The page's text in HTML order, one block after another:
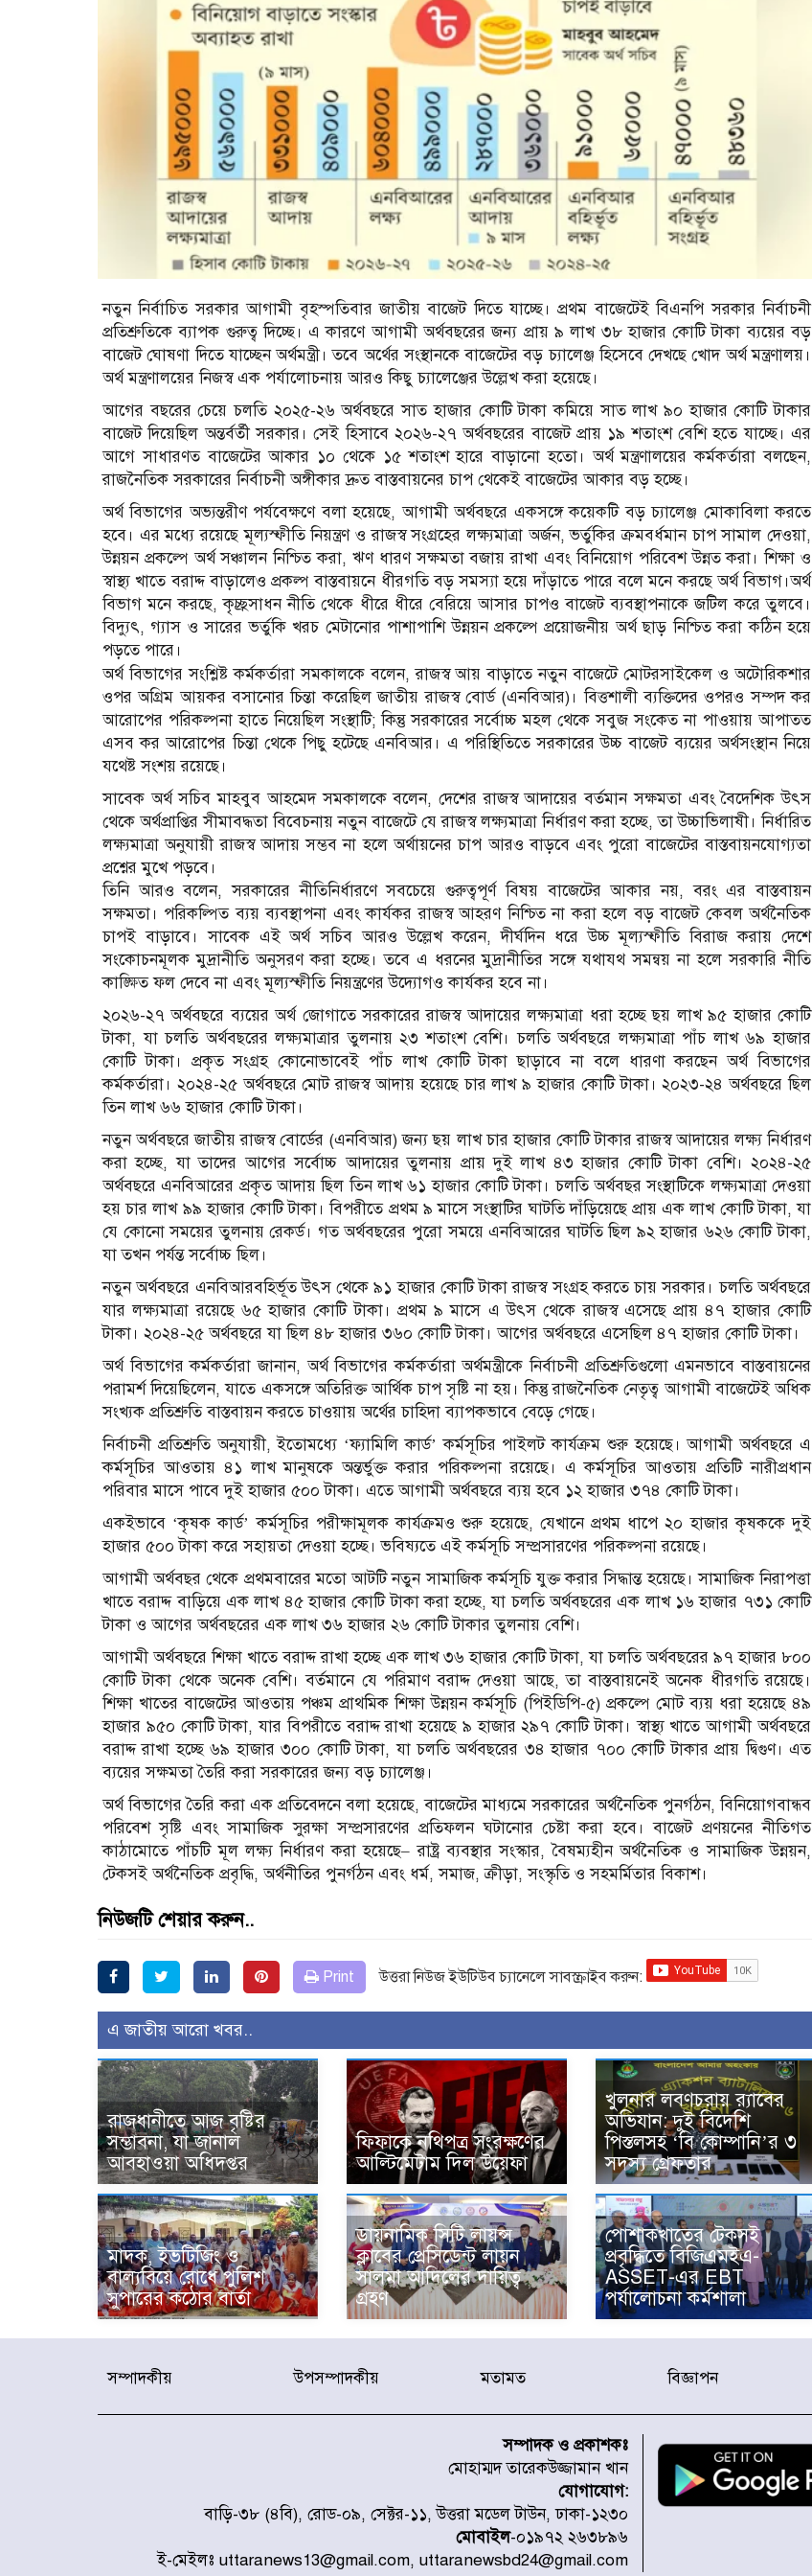
নতুন নির্বাচিত সরকার আগামী বৃহস্পতিবার জাতীয় বাজেট দিতে যাচ্ছে। প্রথম বাজেটেই বিএনপি সরকার নির্বাচনী
প্রতিশ্রুতিকে ব্যাপক গুরুত্ব দিচ্ছে। এ কারণে আগামী অর্থবছরের জন্য প্রায় ৯ লাখ ৩৮ হাজার কোটি টাকা ব্যয়ের বড়
বাজেট ঘোষণা দিতে যাচ্ছেন অর্থমন্ত্রী। তবে অর্থের সংস্থানকে বাজেটের বড় চ্যালেঞ্জ হিসেবে দেখছে খোদ অর্থ মন্ত্রণালয়।
অর্থ মন্ত্রণালয়ের নিজস্ব এক পর্যালোচনায় আরও কিছু চ্যালেঞ্জের উল্লেখ করা হয়েছে।
আগের বছরের চেয়ে চলতি ২০২৫-২৬ অর্থবছরে সাত হাজার কোটি টাকা কমিয়ে সাত লাখ ৯০ হাজার কোটি টাকার
বাজেট দিয়েছিল অন্তর্বর্তী সরকার। সেই হিসাবে ২০২৬-২৭ অর্থবছরের বাজেট প্রায় ১৯ শতাংশ বেশি হতে যাচ্ছে। এর
আগে সাধারণত বাজেটের আকার ১০ থেকে ১৫ শতাংশ হারে বাড়ানো হতো। অর্থ মন্ত্রণালয়ের কর্মকর্তারা বলছেন,
রাজনৈতিক সরকারের নির্বাচনী অঙ্গীকার দ্রুত বাস্তবায়নের চাপ থেকেই বাজেটের আকার বড় হচ্ছে।
অর্থ বিভাগের অভ্যন্তরীণ পর্যবেক্ষণে বলা হয়েছে, আগামী অর্থবছরে একসঙ্গে কয়েকটি বড় চ্যালেঞ্জ মোকাবিলা করতে
হবে। এর মধ্যে রয়েছে মূল্যস্ফীতি নিয়ন্ত্রণ ও রাজস্ব সংগ্রহের লক্ষ্যমাত্রা অর্জন, ভর্তুকির ক্রমবর্ধমান চাপ সামাল দেওয়া,
উন্নয়ন প্রকল্পে অর্থ সঞ্চালন নিশ্চিত করা, ঋণ ধারণ সক্ষমতা বজায় রাখা এবং বিনিয়োগ পরিবেশ উন্নত করা। শিক্ষা ও
স্বাস্থ্য খাতে বরাদ্দ বাড়ালেও প্রকল্প বাস্তবায়নে ধীরগতি বড় সমস্যা হয়ে দাঁড়াতে পারে বলে মনে করছে অর্থ বিভাগ।অর্থ
বিভাগ মনে করছে, কৃচ্ছ্রসাধন নীতি থেকে ধীরে ধীরে বেরিয়ে আসার চাপও বাজেট ব্যবস্থাপনাকে জটিল করে তুলবে।
বিদ্যুৎ, গ্যাস ও সারের ভর্তুকি খরচ মেটানোর পাশাপাশি উন্নয়ন প্রকল্পে প্রয়োজনীয় অর্থ ছাড় নিশ্চিত করা কঠিন হয়ে
পড়তে পারে।
অর্থ বিভাগের সংশ্লিষ্ট কর্মকর্তারা সমকালকে বলেন, রাজস্ব আয় বাড়াতে নতুন বাজেটে মোটরসাইকেল ও অটোরিকশার
ওপর অগ্রিম আয়কর বসানোর চিন্তা করেছিল জাতীয় রাজস্ব বোর্ড (এনবিআর)। বিত্তশালী ব্যক্তিদের ওপরও সম্পদ কর
আরোপের পরিকল্পনা হাতে নিয়েছিল সংস্থাটি; কিন্তু সরকারের সর্বোচ্চ মহল থেকে সবুজ সংকেত না পাওয়ায় আপাতত
এসব কর আরোপের চিন্তা থেকে পিছু হটেছে এনবিআর। এ পরিস্থিতিতে সরকারের উচ্চ বাজেট ব্যয়ের অর্থসংস্থান নিয়ে
যথেষ্ট সংশয় রয়েছে।
সাবেক অর্থ সচিব মাহবুব আহমেদ সমকালকে বলেন, দেশের রাজস্ব আদায়ের বর্তমান সক্ষমতা এবং বৈদেশিক উৎস
থেকে অর্থপ্রাপ্তির সীমাবদ্ধতা বিবেচনায় নতুন বাজেটে যে রাজস্ব লক্ষ্যমাত্রা নির্ধারণ করা হচ্ছে, তা উচ্চাভিলাষী। নির্ধারিত
লক্ষ্যমাত্রা অনুযায়ী রাজস্ব আদায় সম্ভব না হলে অর্থায়নের চাপ আরও বাড়বে এবং পুরো বাজেটের বাস্তবায়নযোগ্যতা
প্রশ্নের মুখে পড়বে।
তিনি আরও বলেন, সরকারের নীতিনির্ধারণে সবচেয়ে গুরুত্বপূর্ণ বিষয় বাজেটের আকার নয়, বরং এর বাস্তবায়ন
সক্ষমতা। পরিকল্পিত ব্যয় ব্যবস্থাপনা এবং কার্যকর রাজস্ব আহরণ নিশ্চিত না করা হলে বড় বাজেট কেবল অর্থনৈতিক
চাপই বাড়াবে। সাবেক এই অর্থ সচিব আরও উল্লেখ করেন, দীর্ঘদিন ধরে উচ্চ মূল্যস্ফীতি বিরাজ করায় দেশে
সংকোচনমূলক মুদ্রানীতি অনুসরণ করা হচ্ছে। তবে এ ধরনের মুদ্রানীতির সঙ্গে যথাযথ সমন্বয় না হলে সরকারি নীতি
কাঙ্ক্ষিত ফল দেবে না এবং মূল্যস্ফীতি নিয়ন্ত্রণের উদ্যোগও কার্যকর হবে না।
২০২৬-২৭ অর্থবছরে ব্যয়ের অর্থ জোগাতে সরকারের রাজস্ব আদায়ের লক্ষ্যমাত্রা ধরা হচ্ছে ছয় লাখ ৯৫ হাজার কোটি
টাকা, যা চলতি অর্থবছরের লক্ষ্যমাত্রার তুলনায় ২৩ শতাংশ বেশি। চলতি অর্থবছরে লক্ষ্যমাত্রা পাঁচ লাখ ৬৯ হাজার
কোটি টাকা। প্রকৃত সংগ্রহ কোনোভাবেই পাঁচ লাখ কোটি টাকা ছাড়াবে না বলে ধারণা করছেন অর্থ বিভাগের
কর্মকর্তারা। ২০২৪-২৫ অর্থবছরে মোট রাজস্ব আদায় হয়েছে চার লাখ ৯ হাজার কোটি টাকা। ২০২৩-২৪ অর্থবছরে ছিল
তিন লাখ ৬৬ হাজার কোটি টাকা।
নতুন অর্থবছরে জাতীয় রাজস্ব বোর্ডের (এনবিআর) জন্য ছয় লাখ চার হাজার কোটি টাকার রাজস্ব আদায়ের লক্ষ্য নির্ধারণ
করা হচ্ছে, যা তাদের আগের সর্বোচ্চ আদায়ের তুলনায় প্রায় দুই লাখ ৪৩ হাজার কোটি টাকা বেশি। ২০২৪-২৫
অর্থবছরে এনবিআরের প্রকৃত আদায় ছিল তিন লাখ ৬১ হাজার কোটি টাকা। চলতি অর্থবছর সংস্থাটিকে লক্ষ্যমাত্রা দেওয়া
হয় চার লাখ ৯৯ হাজার কোটি টাকা। বিপরীতে প্রথম ৯ মাসে সংস্থাটির ঘাটতি দাঁড়িয়েছে প্রায় এক লাখ কোটি টাকা, যা
যে কোনো সময়ের তুলনায় রেকর্ড। গত অর্থবছরের পুরো সময়ে এনবিআরের ঘাটতি ছিল ৯২ হাজার ৬২৬ কোটি টাকা,
যা তখন পর্যন্ত সর্বোচ্চ ছিল।
নতুন অর্থবছরে এনবিআরবহির্ভূত উৎস থেকে ৯১ হাজার কোটি টাকা রাজস্ব সংগ্রহ করতে চায় সরকার। চলতি অর্থবছরে
যার লক্ষ্যমাত্রা রয়েছে ৬৫ হাজার কোটি টাকা। প্রথম ৯ মাসে এ উৎস থেকে রাজস্ব এসেছে প্রায় ৪৭ হাজার কোটি
টাকা। ২০২৪-২৫ অর্থবছরে যা ছিল ৪৮ হাজার ৩৬০ কোটি টাকা। আগের অর্থবছরে এসেছিল ৪৭ হাজার কোটি টাকা।
অর্থ বিভাগের কর্মকর্তারা জানান, অর্থ বিভাগের কর্মকর্তারা অর্থমন্ত্রীকে নির্বাচনী প্রতিশ্রুতিগুলো এমনভাবে বাস্তবায়নের
পরামর্শ দিয়েছিলেন, যাতে একসঙ্গে অতিরিক্ত আর্থিক চাপ সৃষ্টি না হয়। কিন্তু রাজনৈতিক নেতৃত্ব আগামী বাজেটেই অধিক
সংখ্যক প্রতিশ্রুতি বাস্তবায়ন করতে চাওয়ায় অর্থের চাহিদা ব্যাপকভাবে বেড়ে গেছে।
নির্বাচনী প্রতিশ্রুতি অনুযায়ী, ইতোমধ্যে ‘ফ্যামিলি কার্ড’ কর্মসূচির পাইলট কার্যক্রম শুরু হয়েছে। আগামী অর্থবছরে এ
কর্মসূচির আওতায় ৪১ লাখ মানুষকে অন্তর্ভুক্ত করার পরিকল্পনা রয়েছে। এ কর্মসূচির আওতায় প্রতিটি নারীপ্রধান
পরিবার মাসে পাবে দুই হাজার ৫০০ টাকা। এতে আগামী অর্থবছরে ব্যয় হবে ১২ হাজার ৩৭৪ কোটি টাকা।
একইভাবে ‘কৃষক কার্ড’ কর্মসূচির পরীক্ষামূলক কার্যক্রমও শুরু হয়েছে, যেখানে প্রথম ধাপে ২০ হাজার কৃষককে দুই
হাজার ৫০০ টাকা করে সহায়তা দেওয়া হচ্ছে। ভবিষ্যতে এই কর্মসূচি সম্প্রসারণের পরিকল্পনা রয়েছে।
আগামী অর্থবছর থেকে প্রথমবারের মতো আটটি নতুন সামাজিক কর্মসূচি যুক্ত করার সিদ্ধান্ত হয়েছে। সামাজিক নিরাপত্তা
খাতে বরাদ্দ বাড়িয়ে এক লাখ ৪৫ হাজার কোটি টাকা করা হচ্ছে, যা চলতি অর্থবছরের এক লাখ ১৬ হাজার ৭৩১ কোটি
টাকা ও আগের অর্থবছরের এক লাখ ৩৬ হাজার ২৬ কোটি টাকার তুলনায় বেশি।
আগামী অর্থবছরে শিক্ষা খাতে বরাদ্দ রাখা হচ্ছে এক লাখ ৩৬ হাজার কোটি টাকা, যা চলতি অর্থবছরের ৯৭ হাজার ৮০০
কোটি টাকা থেকে অনেক বেশি। বর্তমানে যে পরিমাণ বরাদ্দ দেওয়া আছে, তা বাস্তবায়নেই অনেক ধীরগতি রয়েছে।
শিক্ষা খাতের বাজেটের আওতায় পঞ্চম প্রাথমিক শিক্ষা উন্নয়ন কর্মসূচি (পিইডিপি-৫) প্রকল্পে মোট ব্যয় ধরা হয়েছে ৪৯
হাজার ৯৫০ কোটি টাকা, যার বিপরীতে বরাদ্দ রাখা হয়েছে ৯ হাজার ২৯৭ কোটি টাকা। স্বাস্থ্য খাতে আগামী অর্থবছরে
বরাদ্দ রাখা হচ্ছে ৬৯ হাজার ৩০০ কোটি টাকা, যা চলতি অর্থবছরের ৩৪ হাজার ৭০০ কোটি টাকার প্রায় দ্বিগুণ। এত
ব্যয়ের সক্ষমতা তৈরি করা সরকারের জন্য বড় চ্যালেঞ্জ।
অর্থ বিভাগের তৈরি করা এক প্রতিবেদনে বলা হয়েছে, বাজেটের মাধ্যমে সরকারের অর্থনৈতিক পুনর্গঠন, বিনিয়োগবান্ধব
পরিবেশ সৃষ্টি এবং সামাজিক সুরক্ষা সম্প্রসারণের প্রতিফলন ঘটানোর চেষ্টা করা হবে। বাজেট প্রণয়নের নীতিগত
কাঠামোতে পাঁচটি মূল লক্ষ্য নির্ধারণ করা হয়েছে– রাষ্ট্র ব্যবস্থার সংস্কার, বৈষম্যহীন অর্থনৈতিক ও সামাজিক উন্নয়ন,
টেকসই অর্থনৈতিক প্রবৃদ্ধি, অর্থনীতির পুনর্গঠন এবং ধর্ম, সমাজ, ক্রীড়া, সংস্কৃতি ও সহমর্মিতার বিকাশ।
নিউজটি শেয়ার করুন..
Print উত্তরা নিউজ ইউটিউব চ্যানেলে সাবস্ক্রাইব করুন:
এ জাতীয় আরো খবর..
রাজধানীতে আজ বৃষ্টির
সম্ভাবনা, যা জানাল
আবহাওয়া অধিদপ্তর
ফিফাকে নথিপত্র সংরক্ষণের
আল্টিমেটাম দিল উয়েফা
খুলনার লবণচরায় র‍্যাবের
অভিযান: দুই বিদেশি
পিস্তলসহ ‘বি কোম্পানি’র ৩
সদস্য গ্রেফতার
মাদক, ইভটিজিং ও
বাল্যবিয়ে রোধে পুলিশ
সুপারের কঠোর বার্তা
ডায়নামিক সিটি লায়ন্স
ক্লাবের প্রেসিডেন্ট লায়ন
সালমা আদিলের দায়িত্ব
গ্রহণ
পোশাকখাতের টেকসই
প্রবৃদ্ধিতে বিজিএমইএ-
ASSET-এর EBT
পর্যালোচনা কর্মশালা
সম্পাদকীয় উপসম্পাদকীয় মতামত বিজ্ঞাপন
সম্পাদক ও প্রকাশকঃ
মোহাম্মদ তারেকউজ্জামান খান
যোগাযোগ:
বাড়ি-৩৮ (৪বি), রোড-০৯, সেক্টর-১১, উত্তরা মডেল টাউন, ঢাকা-১২৩০
মোবাইল-০১৯৭২ ২৬৩৮৯৬
ই-মেইলঃ uttaranews13@gmail.com, uttaranewsbd24@gmail.com